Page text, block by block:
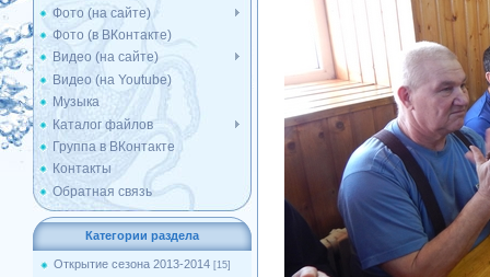
Фото (на сайте)
Фото (в ВКонтакте)
Видео (на сайте)
Видео (на Youtube)
Музыка
Каталог файлов
Группа в ВКонтакте
Контакты
Обратная связь
Категории раздела
Открытие сезона 2013-2014 [15]